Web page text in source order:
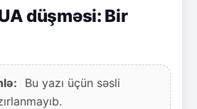
düşməsi: Bir
Bu yazı üçün səsli